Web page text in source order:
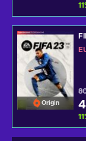
11
Origin
11